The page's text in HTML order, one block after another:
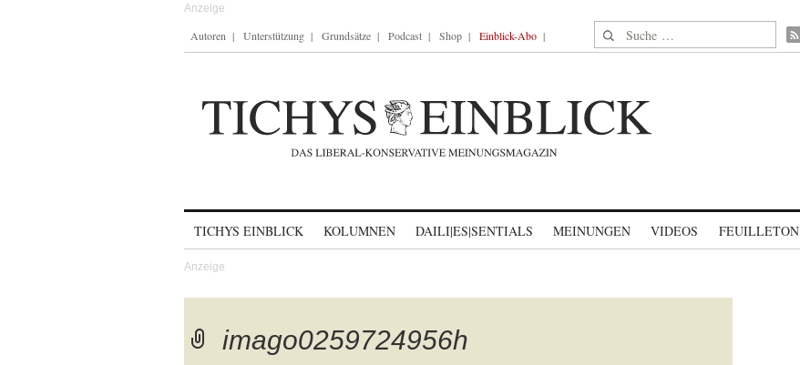
Autoren Unterstützung Grundsätze Podcast Shop Einblick-Abo Suche nach:
TICHYS EINBLICK KOLUMNEN DAILI|ES|SENTIALS MEINUNGEN VIDEOS FEUILLETON
imago0259724956h